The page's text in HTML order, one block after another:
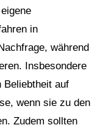
in
während
Insbesondere
Beliebtheit auf
wenn sie zu den
Zudem sollten